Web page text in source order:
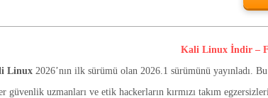
Kali Linux İndir –
Linux 2026’nın ilk sürümü olan 2026.1 sürümünü yayınladı.
güvenlik uzmanları ve etik hackerların kırmızı takım